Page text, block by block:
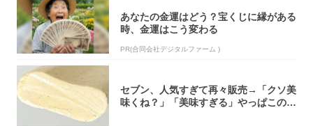
あなたの金運はどう？宝くじに縁がある
時、金運はこう変わる
PR(合同会社デジタルファーム )
セブン、人気すぎて再々販売→「クソ美
味くね？」「美味すぎる」やっぱこのク